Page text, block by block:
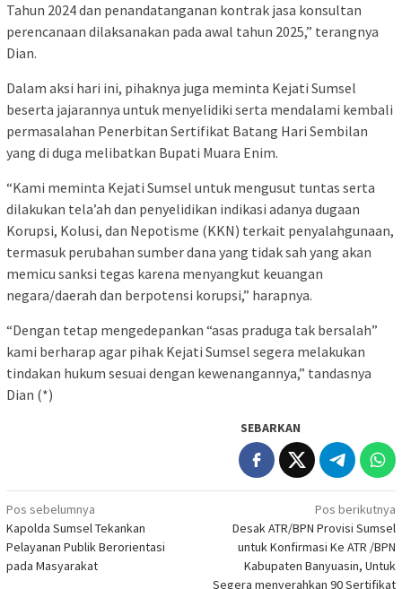
Tahun 2024 dan penandatanganan kontrak jasa konsultan
perencanaan dilaksanakan pada awal tahun 2025,” terangnya
Dian.
Dalam aksi hari ini, pihaknya juga meminta Kejati Sumsel
beserta jajarannya untuk menyelidiki serta mendalami kembali
permasalahan Penerbitan Sertifikat Batang Hari Sembilan
yang di duga melibatkan Bupati Muara Enim.
“Kami meminta Kejati Sumsel untuk mengusut tuntas serta
dilakukan tela’ah dan penyelidikan indikasi adanya dugaan
Korupsi, Kolusi, dan Nepotisme (KKN) terkait penyalahgunaan,
termasuk perubahan sumber dana yang tidak sah yang akan
memicu sanksi tegas karena menyangkut keuangan
negara/daerah dan berpotensi korupsi,” harapnya.
“Dengan tetap mengedepankan “asas praduga tak bersalah”
kami berharap agar pihak Kejati Sumsel segera melakukan
tindakan hukum sesuai dengan kewenangannya,” tandasnya
Dian (*)
SEBARKAN
Navigasi
pos
Pos sebelumnya
Kapolda Sumsel Tekankan
Pelayanan Publik Berorientasi
pada Masyarakat
Pos berikutnya
Desak ATR/BPN Provisi Sumsel
untuk Konfirmasi Ke ATR /BPN
Kabupaten Banyuasin, Untuk
Segera menyerahkan 90 Sertifikat